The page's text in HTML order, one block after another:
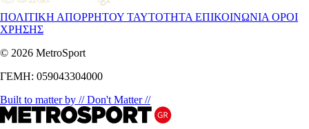
ΠΟΛΙΤΙΚΗ ΑΠΟΡΡΗΤΟΥ ΤΑΥΤΟΤΗΤΑ ΕΠΙΚΟΙΝΩΝΙΑ ΟΡΟΙ
ΧΡΗΣΗΣ
© 2026 MetroSport
ΓΕΜΗ: 059043304000
Built to matter by // Don't Matter //